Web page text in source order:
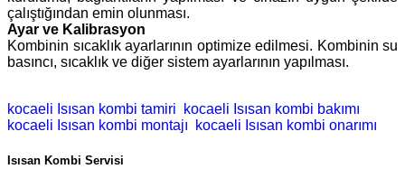
çalıştığından emin olunması.
Ayar ve Kalibrasyon
Kombinin sıcaklık ayarlarının optimize edilmesi. Kombinin su
basıncı, sıcaklık ve diğer sistem ayarlarının yapılması.
kocaeli Isısan kombi tamiri
kocaeli Isısan kombi bakımı
kocaeli Isısan kombi montajı
kocaeli Isısan kombi onarımı
Isısan Kombi Servisi